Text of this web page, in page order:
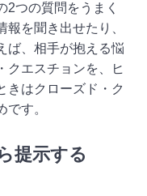
2つの質問をうまく
を聞き出せたり、
ば、相手が抱える悩
クエスチョンを、ヒ
きはクローズド・ク
す。
提示する